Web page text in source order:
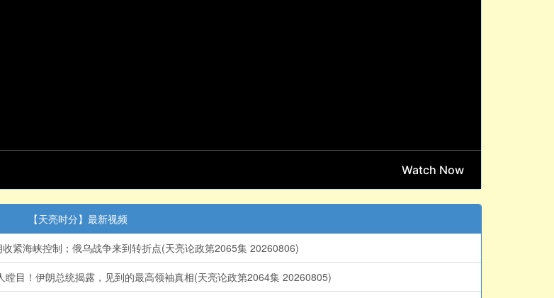
【天亮时分】最新视频
紧海峡控制；俄乌战争来到转折点(天亮论政第2065集 20260806)
目！伊朗总统揭露，见到的最高领袖真相(天亮论政第2064集 20260805)